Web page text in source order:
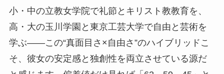
小・中の立教女学院で礼節とキリスト教教育を、
高・大の玉川学園と東京工芸大学で自由と芸術を
学ぶ——この“真面目さ×自由さ”のハイブリッドこ
そ、彼女の安定感と独創性を両立させている源だ